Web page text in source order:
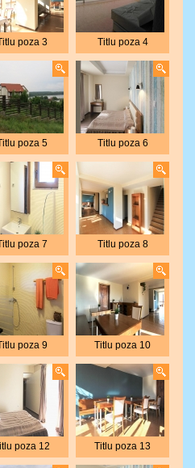
poza 3 Titlu poza 4
poza 5 Titlu poza 6
poza 7 Titlu poza 8
poza 9 Titlu poza 10
poza 12 Titlu poza 13